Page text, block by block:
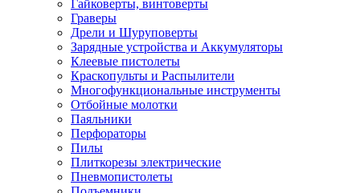
Гайковерты, винтоверты
Граверы
Дрели и Шуруповерты
Зарядные устройства и Аккумуляторы
Клеевые пистолеты
Краскопульты и Распылители
Многофункциональные инструменты
Отбойные молотки
Паяльники
Перфораторы
Пилы
Плиткорезы электрические
Пневмопистолеты